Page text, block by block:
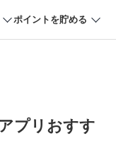
ポイントを貯める
プリおすす